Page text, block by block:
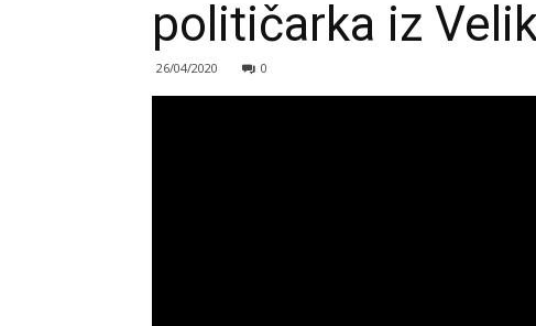
političarka iz
26/04/2020 0